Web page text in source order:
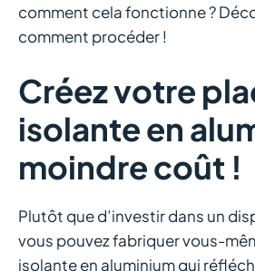
comment cela fonctionne ?
comment procéder !
Créez votre
isolante en
moindre coût !
Plutôt que d’investir dans un
vous pouvez fabriquer vous-
isolante en aluminium qui